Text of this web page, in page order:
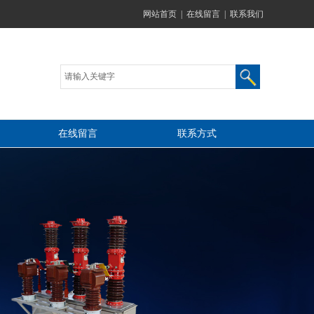
网站首页 在线留言 联系我们
在线留言 联系方式